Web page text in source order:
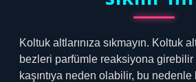
Koltuk altlarınıza sıkmayın. Koltuk
bezleri parfümle reaksiyona
kaşıntıya neden olabilir, bu